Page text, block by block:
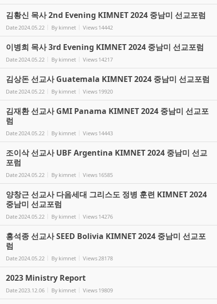
김황신 목사 2nd Evening KIMNET 2024 중남미 선교포럼
Date2024.05.22 By kimnet Views 14442
이병희 목사 3rd Evening KIMNET 2024 중남미 선교포럼
Date2024.05.22 By kimnet Views 14217
김상돈 선교사 Guatemala KIMNET 2024 중남미 선교포럼
Date2024.05.22 By kimnet Views 19920
김재환 선교사 GMI Panama KIMNET 2024 중남미 선교포
럼
Date2024.05.22 By kimnet Views 14443
조이삭 선교사 UBF Argentina KIMNET 2024 중남미 선교
포럼
Date2024.05.22 By kimnet Views 16585
양창근 선교사 다음세대 그리스도 정병 훈련 KIMNET 2024
중남미 선교포럼
Date2024.05.22 By kimnet Views 14276
홍석종 선교사 SEED Bolivia KIMNET 2024 중남미 선교포
럼
Date2024.05.22 By kimnet Views28178
2023 Ministry Report
Date2023.12.06 By kimnet Views 19809